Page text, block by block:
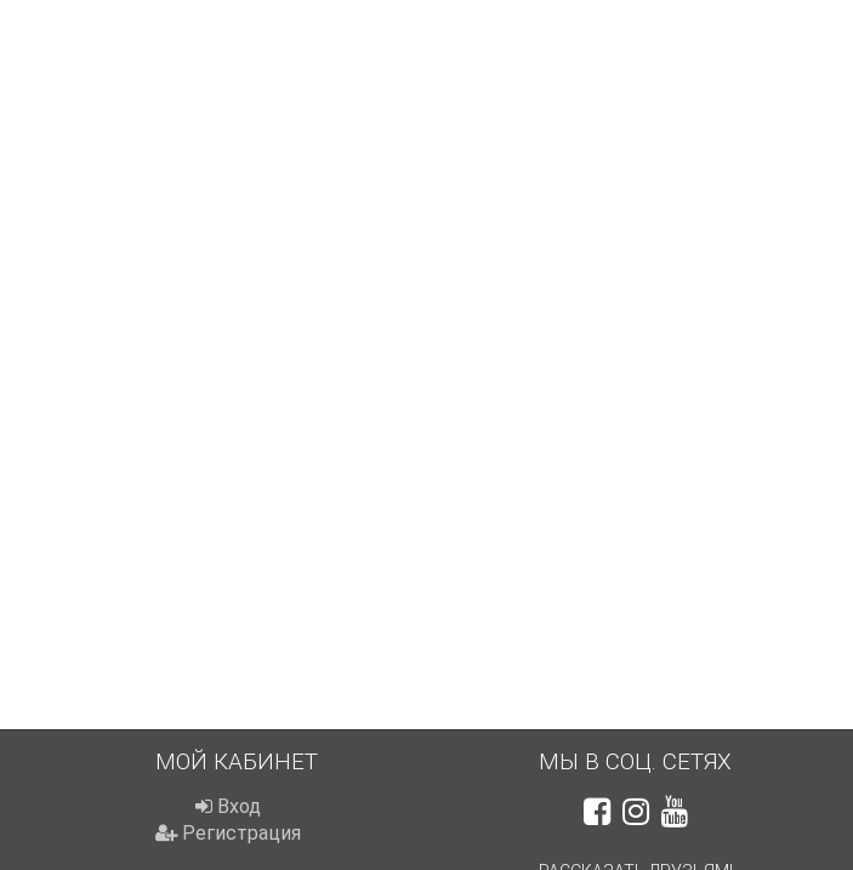
МОЙ КАБИНЕТ
Вход
Регистрация
МЫ В СОЦ. СЕТЯХ